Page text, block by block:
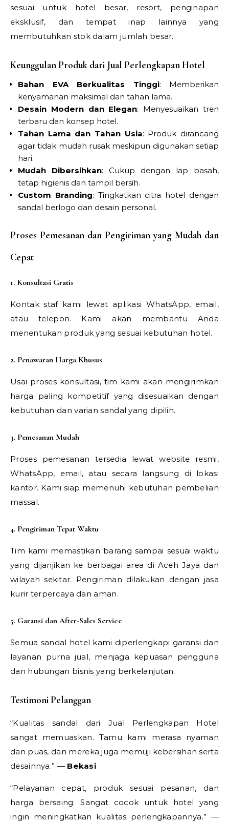
sesuai untuk hotel besar, resort, penginapan
eksklusif, dan tempat inap lainnya yang
membutuhkan stok dalam jumlah besar.
Keunggulan Produk dari Jual Perlengkapan Hotel
Bahan EVA Berkualitas Tinggi: Memberikan
kenyamanan maksimal dan tahan lama.
Desain Modern dan Elegan: Menyesuaikan tren
terbaru dan konsep hotel.
Tahan Lama dan Tahan Usia: Produk dirancang
agar tidak mudah rusak meskipun digunakan setiap
hari.
Mudah Dibersihkan: Cukup dengan lap basah,
tetap higienis dan tampil bersih.
Custom Branding: Tingkatkan citra hotel dengan
sandal berlogo dan desain personal.
Proses Pemesanan dan Pengiriman yang Mudah dan
Cepat
1. Konsultasi Gratis
Kontak staf kami lewat aplikasi WhatsApp, email,
atau telepon. Kami akan membantu Anda
menentukan produk yang sesuai kebutuhan hotel.
2. Penawaran Harga Khusus
Usai proses konsultasi, tim kami akan mengirimkan
harga paling kompetitif yang disesuaikan dengan
kebutuhan dan varian sandal yang dipilih.
3. Pemesanan Mudah
Proses pemesanan tersedia lewat website resmi,
WhatsApp, email, atau secara langsung di lokasi
kantor. Kami siap memenuhi kebutuhan pembelian
massal.
4. Pengiriman Tepat Waktu
Tim kami memastikan barang sampai sesuai waktu
yang dijanjikan ke berbagai area di Aceh Jaya dan
wilayah sekitar. Pengiriman dilakukan dengan jasa
kurir terpercaya dan aman.
5. Garansi dan After-Sales Service
Semua sandal hotel kami diperlengkapi garansi dan
layanan purna jual, menjaga kepuasan pengguna
dan hubungan bisnis yang berkelanjutan.
Testimoni Pelanggan
“Kualitas sandal dari Jual Perlengkapan Hotel
sangat memuaskan. Tamu kami merasa nyaman
dan puas, dan mereka juga memuji kebersihan serta
desainnya.” — Bekasi
“Pelayanan cepat, produk sesuai pesanan, dan
harga bersaing. Sangat cocok untuk hotel yang
ingin meningkatkan kualitas perlengkapannya.” —